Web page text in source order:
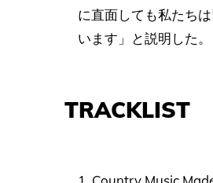
に直面しても私たち
います」と説明した。
TRACKLIST